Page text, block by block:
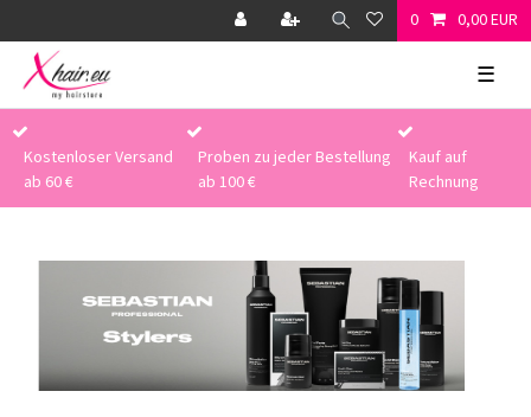
0 0,00 EUR
☰
Kostenloser Versand
ab 60 €
Proben zu jeder Bestellung
ab 100 €
Kauf auf
Rechnung